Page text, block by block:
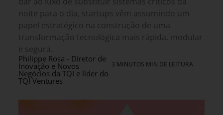
noite para o dia, startups vêm assumindo um
papel estratégico na construção de uma
transformação tecnológica mais rápida, modular
e segura.
Philippe Rosa - Diretor de
Inovação e Novos
Negócios da TQI e líder do
TQI Ventures
3 MINUTOS MIN DE LEITURA